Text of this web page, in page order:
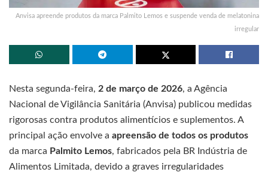
Anvisa apreende produtos da marca Palmito Lemos e suspende venda de melatonina
irregular
Nesta segunda-feira, 2 de março de 2026, a Agência
Nacional de Vigilância Sanitária (Anvisa) publicou medidas
rigorosas contra produtos alimentícios e suplementos. A
principal ação envolve a apreensão de todos os produtos
da marca Palmito Lemos, fabricados pela BR Indústria de
Alimentos Limitada, devido a graves irregularidades